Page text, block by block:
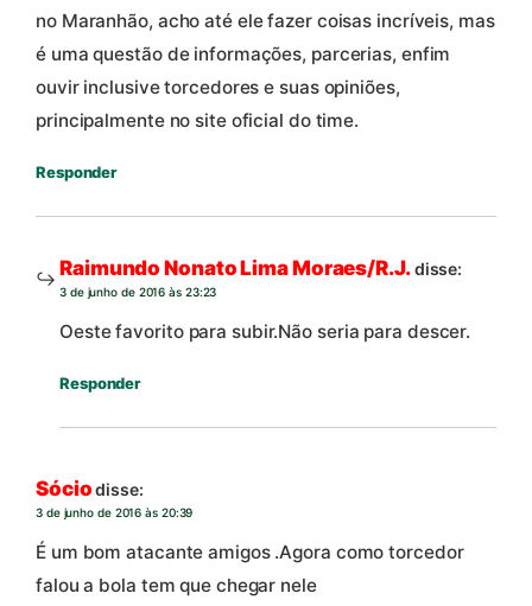
no Maranhão, acho até ele fazer coisas incríveis, mas
é uma questão de informações, parcerias, enfim
ouvir inclusive torcedores e suas opiniões,
principalmente no site oficial do time.
Responder
Raimundo Nonato Lima Moraes/R.J.disse:
3 de junho de 2016 às 23:23
Oeste favorito para subir.Não seria para descer.
Responder
Sócio disse:
3 de junho de 2016 às 20:39
É um bom atacante amigos .Agora como torcedor
falou a bola tem que chegar nele